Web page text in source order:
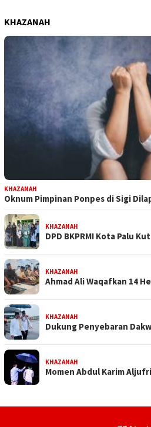
KHAZANAH
KHAZANAH
Oknum Pimpinan Ponpes di Sigi
KHAZANAH
DPD BKPRMI Kota Palu
KHAZANAH
Ahmad Ali Waqafkan 14
KHAZANAH
Dukung Penyebaran
KHAZANAH
Momen Abdul Karim